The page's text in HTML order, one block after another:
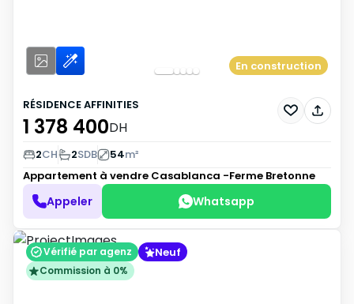
En construction
RÉSIDENCE AFFINITIES
1 378 400DH
2CH 2SDB 54m²
Appartement à vendre Casablanca -Ferme Bretonne
Appeler Whatsapp
Vérifié par agenz Neuf
Commission à 0%